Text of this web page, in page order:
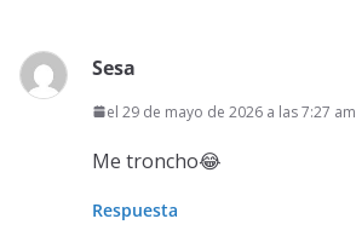
Sesa
el 29 de mayo de 2026 a las 7:27 am
Me troncho😂
Respuesta